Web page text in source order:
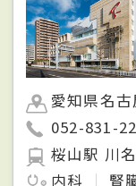
愛知県名
052-831-
桜山駅 川
内科
腎